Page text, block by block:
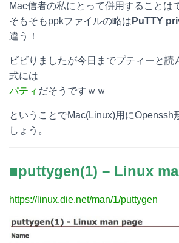
a o
k
t
Mac信者の私にとって併用することは
そもそもppkファイルの略は PuTTY
違う！
ビビりましたが今日までプティーと読
式には
パティ だそうですｗｗ
ということでMac(Linux)用にOpenssh
しょう。
■puttygen(1) – Linux
https://linux.die.net/man/1/puttygen